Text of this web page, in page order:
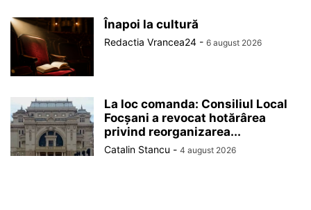
Înapoi la cultură
Redactia Vrancea24 - 6 august 2026
La loc comanda: Consiliul Local
Focșani a revocat hotărârea
privind reorganizarea...
Catalin Stancu - 4 august 2026